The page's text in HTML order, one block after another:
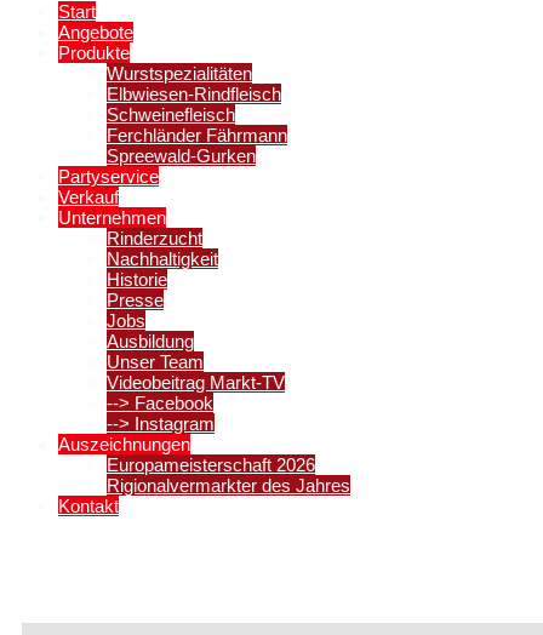
Start
Angebote
Produkte
Wurstspezialitäten
Elbwiesen-Rindfleisch
Schweinefleisch
Ferchländer Fährmann
Spreewald-Gurken
Partyservice
Verkauf
Unternehmen
Rinderzucht
Nachhaltigkeit
Historie
Presse
Jobs
Ausbildung
Unser Team
Videobeitrag Markt-TV
--> Facebook
--> Instagram
Auszeichnungen
Europameisterschaft 2026
Rigionalvermarkter des Jahres
Kontakt